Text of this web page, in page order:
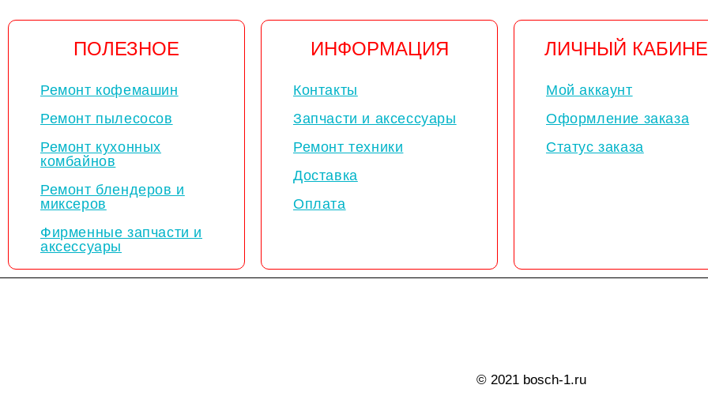
ПОЛЕЗНОЕ
Ремонт кофемашин
Ремонт пылесосов
Ремонт кухонных
комбайнов
Ремонт блендеров и
миксеров
Фирменные запчасти и
аксессуары
ИНФОРМАЦИЯ
Контакты
Запчасти и аксессуары
Ремонт техники
Доставка
Оплата
ЛИЧНЫЙ
Мой аккаунт
Оформление заказа
Статус заказа
© 2021 bosch-1.ru